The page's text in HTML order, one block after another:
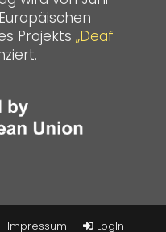
Projekts „Deaf
Impressum LogIn